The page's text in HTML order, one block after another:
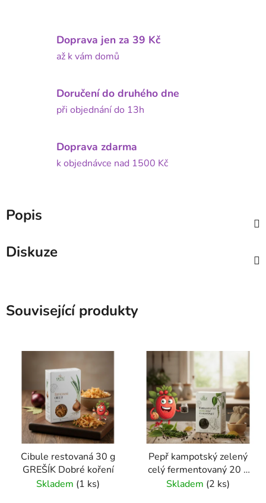
Doprava jen za 39 Kč
až k vám domů
Doručení do druhého dne
při objednání do 13h
Doprava zdarma
k objednávce nad 1500 Kč
Popis
Diskuze
Související produkty
Cibule restovaná 30 g
GREŠÍK Dobré koření
Skladem (1 ks)
Pepř kampotský zelený
celý fermentovaný 20 g
GREŠÍK Dobré koření
Skladem (2 ks)